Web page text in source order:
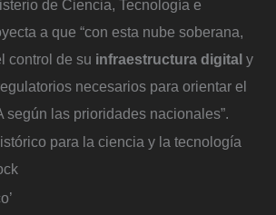
de Ciencia, Tecnología e
a que “con esta nube soberana,
control de su infraestructura digital y
necesarios para orientar el
según las prioridades nacionales”.
para la ciencia y la tecnología